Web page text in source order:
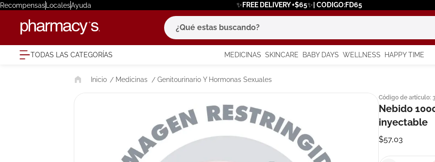
RecompensasLocalesAyuda ✨FREE DELIVERY +$65✨| CODIGO:FD65
¿Qué estas buscando?
TODAS LAS CATEGORÍAS MEDICINAS SKINCARE BABY DAYS WELLNESS HAPPY TIME
Medicinas Genitourinario Y Hormonas Sexuales
Código de artículo:
Nebido
inyectable
$57,03
términos más buscados
1. eucerin
3. bioderma